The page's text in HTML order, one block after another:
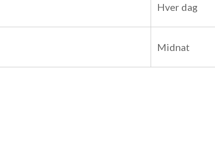
Hver dag
Midnat